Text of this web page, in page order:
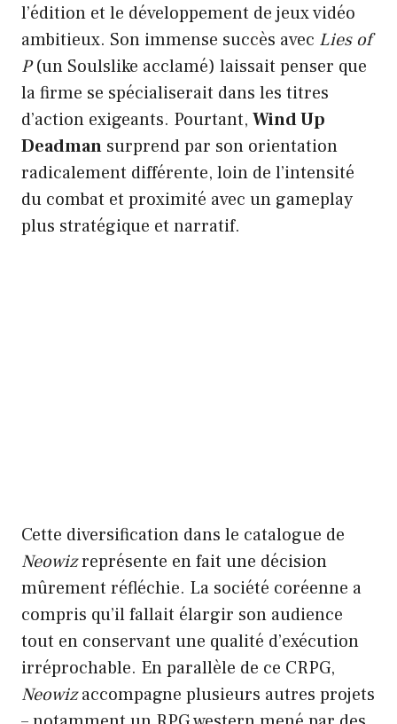
l’édition et le développement de jeux vidéo
ambitieux. Son immense succès avec Lies of
P(un Soulslike acclamé) laissait penser que
la firme se spécialiserait dans les titres
d’action exigeants. Pourtant, Wind Up
Deadman surprend par son orientation
radicalement différente, loin de l’intensité
du combat et proximité avec un gameplay
plus stratégique et narratif.
Cette diversification dans le catalogue de
Neowizreprésente en fait une décision
mûrement réfléchie. La société coréenne a
compris qu’il fallait élargir son audience
tout en conservant une qualité d’exécution
irréprochable. En parallèle de ce CRPG,
Neowizaccompagne plusieurs autres projets